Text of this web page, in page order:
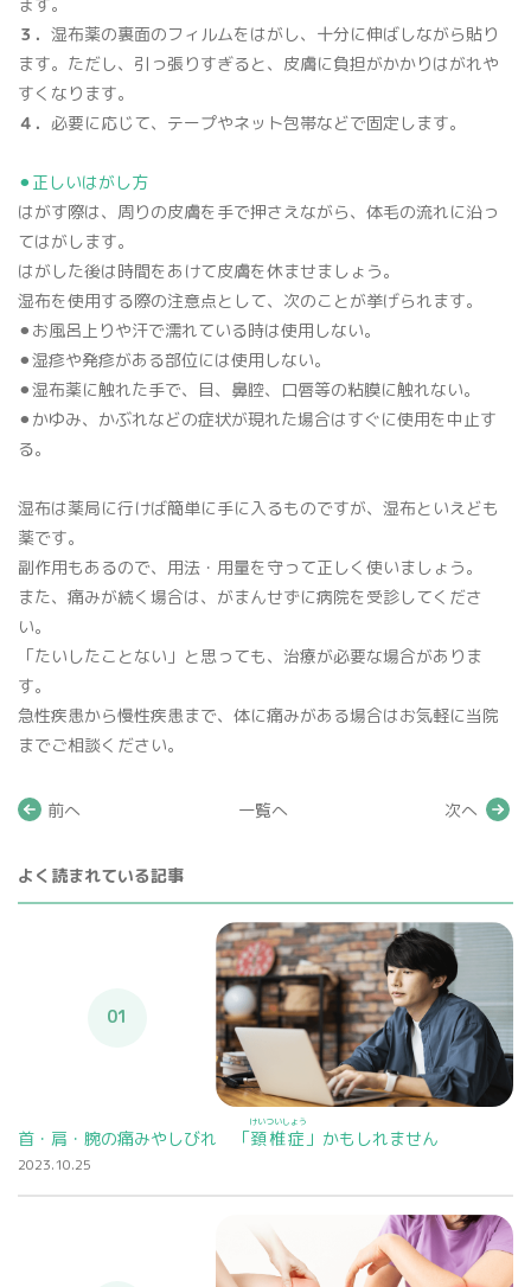
３． 湿布薬の裏面のフィルムをはがし、十分に伸ばしながら貼り
ます。ただし、引っ張りすぎると、皮膚に負担がかかりはがれや
すくなります。
４． 必要に応じて、テープやネット包帯などで固定します。
⚫︎正しいはがし方
はがす際は、周りの皮膚を手で押さえながら、体毛の流れに沿っ
てはがします。
はがした後は時間をあけて皮膚を休ませましょう。
湿布を使用する際の注意点として、次のことが挙げられます。
⚫︎お風呂上りや汗で濡れている時は使用しない。
⚫︎湿疹や発疹がある部位には使用しない。
⚫︎湿布薬に触れた手で、目、鼻腔、口唇等の粘膜に触れない。
⚫︎かゆみ、かぶれなどの症状が現れた場合はすぐに使用を中止す
る。
湿布は薬局に行けば簡単に手に入るものですが、湿布といえども
薬です。
副作用もあるので、用法・用量を守って正しく使いましょう。
また、痛みが続く場合は、がまんせずに病院を受診してくださ
い。
「たいしたことない」と思っても、治療が必要な場合がありま
す。
急性疾患から慢性疾患まで、体に痛みがある場合はお気軽に当院
までご相談ください。
前へ 一覧へ 次へ
よく読まれている記事
01
首・肩・腕の痛みやしびれ 「頚椎症
けいついしょう
」かもしれません
2023.10.25